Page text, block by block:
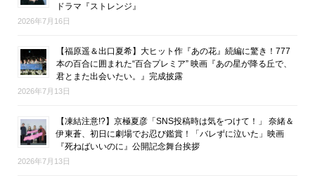
ドラマ『ストレンジ』
2026年7月16日
【福原遥＆出口夏希】大ヒット作『あの花』続編に驚き！777
本の百合に囲まれた“百合プレミア” 映画『あの星が降る丘で、
君とまた出会いたい。』完成披露
2026年7月13日
【凍結注意!?】京極夏彦「SNS投稿時は気をつけて！」 奈緒＆
伊東蒼、初日に劇場でお忍び鑑賞！「バレずに泣いた」映画
『死ねばいいのに』公開記念舞台挨拶
2026年7月13日